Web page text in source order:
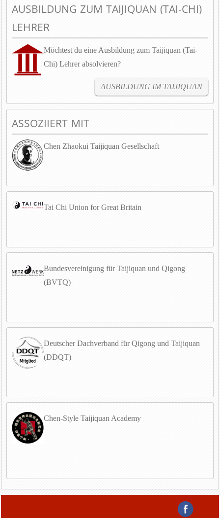
AUSBILDUNG ZUM TAIJIQUAN (TAI-CHI)
LEHRER
Möchtest du eine Ausbildung zum Taijiquan (Tai-
Chi) Lehrer absolvieren?
AUSBILDUNG IM TAIJIQUAN
ASSOZIIERT MIT
Chen Zhaokui Taijiquan Gesellschaft
Tai Chi Union for Great Britain
Bundesvereinigung für Taijiquan und Qigong
(BVTQ)
Deutscher Dachverband für Qigong und Taijiquan
(DDQT)
Chen-Style Taijiquan Academy